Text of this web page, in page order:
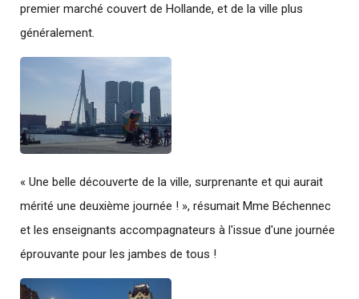
premier marché couvert de Hollande, et de la ville plus
généralement.
« Une belle découverte de la ville, surprenante et qui aurait
mérité une deuxième journée ! », résumait Mme Béchennec
et les enseignants accompagnateurs à l'issue d'une journée
éprouvante pour les jambes de tous !